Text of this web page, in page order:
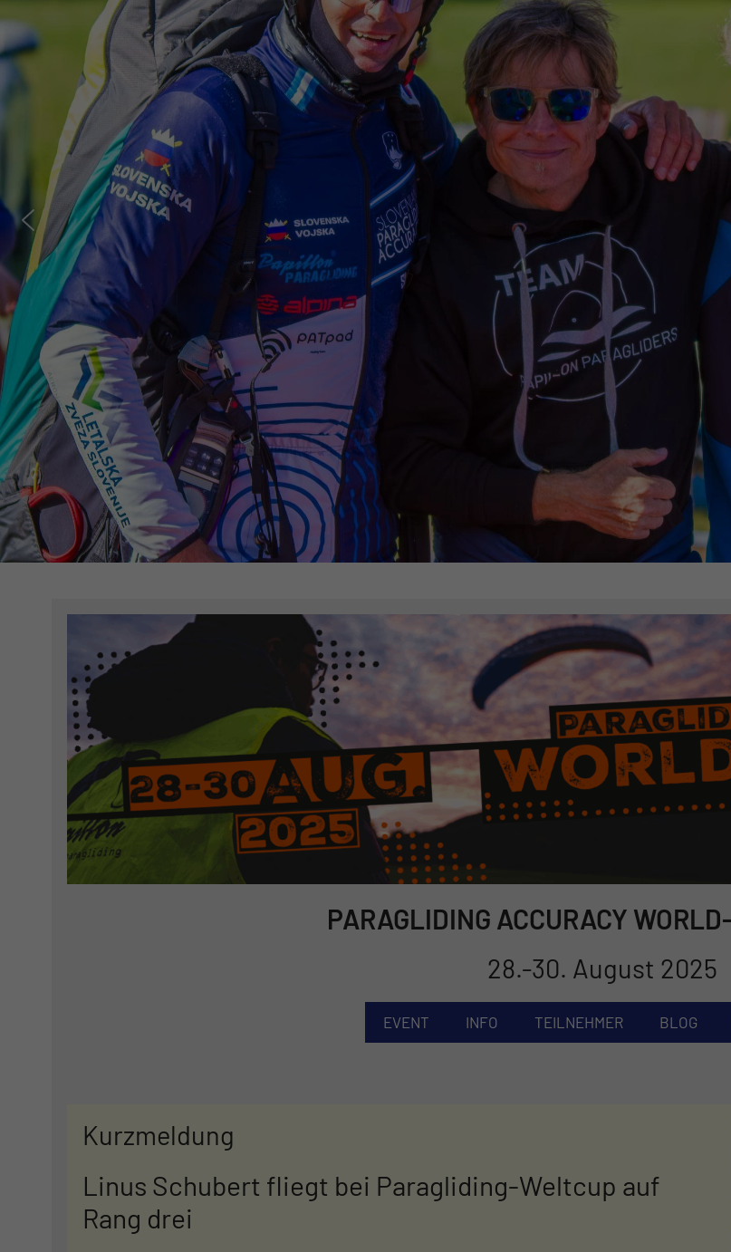
PARAGLIDING ACCURACY
28.-30. August 2025
EVENT INFO TEILNEHMER BLOG
Kurzmeldung
Linus Schubert fliegt bei Paragliding-Weltcup auf
Rang drei